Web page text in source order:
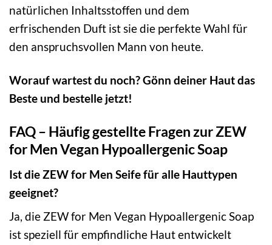
natürlichen Inhaltsstoffen und dem
erfrischenden Duft ist sie die perfekte Wahl für
den anspruchsvollen Mann von heute.
Worauf wartest du noch? Gönn deiner Haut das
Beste und bestelle jetzt!
FAQ – Häufig gestellte Fragen zur ZEW
for Men Vegan Hypoallergenic Soap
Ist die ZEW for Men Seife für alle Hauttypen
geeignet?
Ja, die ZEW for Men Vegan Hypoallergenic Soap
ist speziell für empfindliche Haut entwickelt